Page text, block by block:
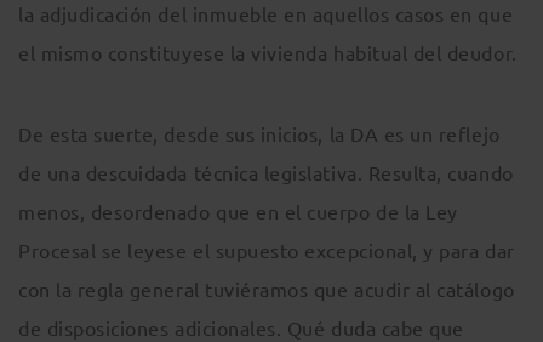
la adjudicación del inmueble en aquellos casos en que
el mismo constituyese la vivienda habitual del deudor.
De esta suerte, desde sus inicios, la DA es un reflejo
de una descuidada técnica legislativa. Resulta, cuando
menos, desordenado que en el cuerpo de la Ley
Procesal se leyese el supuesto excepcional, y para dar
con la regla general tuviéramos que acudir al catálogo
de disposiciones adicionales. Qué duda cabe que